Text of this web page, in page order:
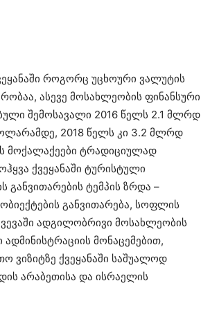
როგორც უცხოური ვალუტის
ასევე მოსახლეობის ფინანსური
შემოსავალი 2016 წელს 2.1 მლრდ
2018 წელს კი 3.2 მლრდ
მოქალაქეები ტრადიციულად
ქვეყანაში ტურისტული
განვითარების ტემპის ზრდა –
განვითარება, სოფლის
ადგილობრივი მოსახლეობის
მონაცემებით,
ვიზიტზე ქვეყანაში საშუალოდ
არაბეთისა და ისრაელის